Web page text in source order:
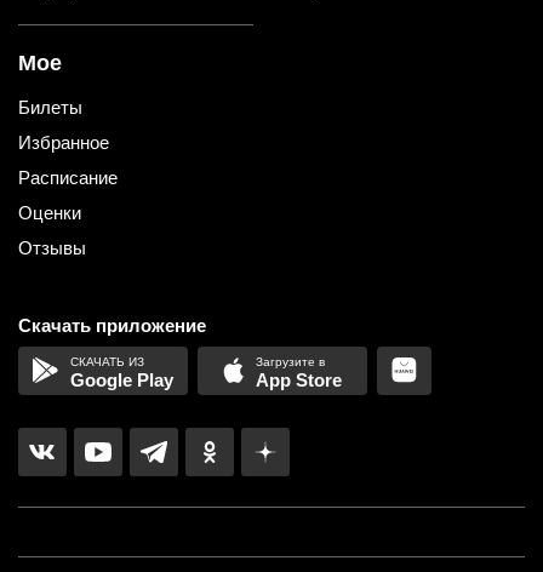
Мое
Билеты
Избранное
Расписание
Оценки
Отзывы
Скачать приложение
Google Play App Store